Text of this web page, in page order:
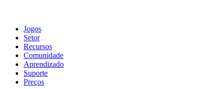
Jogos
Setor
Recursos
Comunidade
Aprendizado
Suporte
Preços